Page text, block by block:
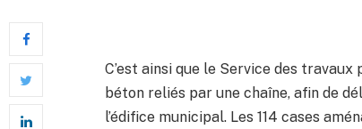
C’est ainsi que le Service des
béton reliés par une chaîne, afin de
l’édifice municipal. Les 114 cases